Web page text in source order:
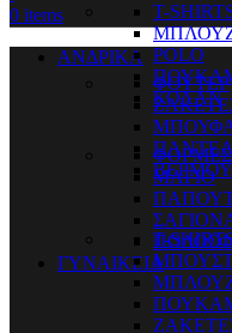
0 items
ΑΝΔΡΙΚΑ
T-
POLO
ΚΟΛΑΝ
ΦΟΥΤΕΡ
ΦΟΡΜΕΣ
ΜΑΓΙΟ
ΓΥΝΑΙΚΕΙΑ
T-